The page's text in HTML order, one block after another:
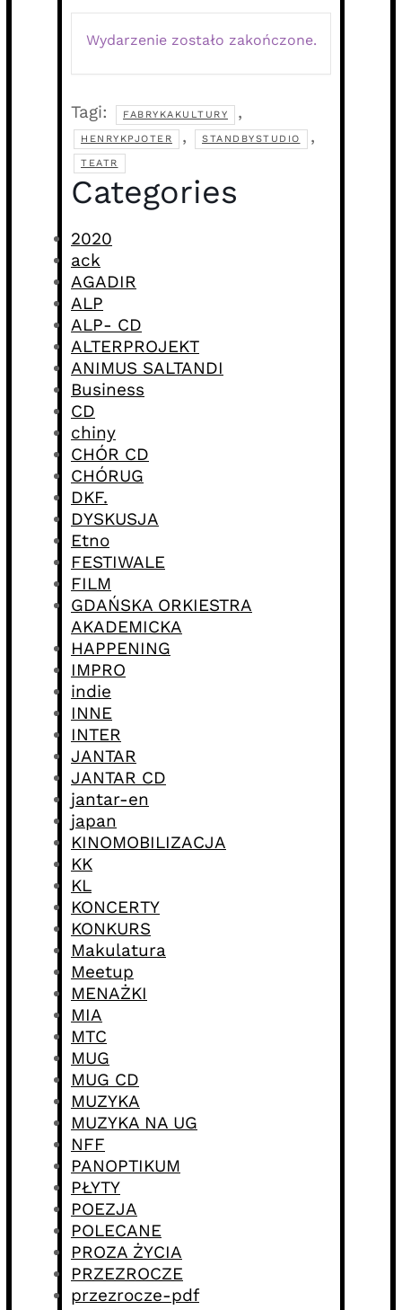
Wydarzenie zostało zakończone.
Tagi: FABRYKAKULTURY ,
HENRYKPJOTER , STANDBYSTUDIO ,
TEATR
Categories
2020
ack
AGADIR
ALP
ALP- CD
ALTERPROJEKT
ANIMUS SALTANDI
Business
CD
chiny
CHÓR CD
CHÓRUG
DKF.
DYSKUSJA
Etno
FESTIWALE
FILM
GDAŃSKA ORKIESTRA
AKADEMICKA
HAPPENING
IMPRO
indie
INNE
INTER
JANTAR
JANTAR CD
jantar-en
japan
KINOMOBILIZACJA
KK
KL
KONCERTY
KONKURS
Makulatura
Meetup
MENAŻKI
MIA
MTC
MUG
MUG CD
MUZYKA
MUZYKA NA UG
NFF
PANOPTIKUM
PŁYTY
POEZJA
POLECANE
PROZA ŻYCIA
PRZEZROCZE
przezrocze-pdf